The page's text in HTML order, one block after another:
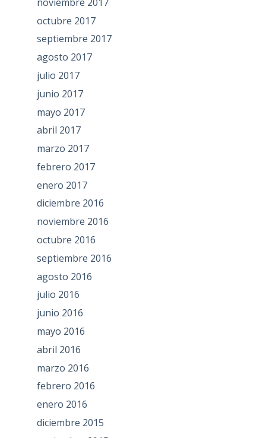
octubre 2017
septiembre 2017
agosto 2017
julio 2017
junio 2017
mayo 2017
abril 2017
marzo 2017
febrero 2017
enero 2017
diciembre 2016
noviembre 2016
octubre 2016
septiembre 2016
agosto 2016
julio 2016
junio 2016
mayo 2016
abril 2016
marzo 2016
febrero 2016
enero 2016
diciembre 2015